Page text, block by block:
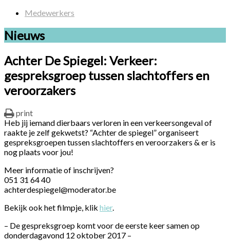
Medewerkers
Nieuws
Achter De Spiegel: Verkeer:
gespreksgroep tussen slachtoffers en
veroorzakers
print
Heb jij iemand dierbaars verloren in een verkeersongeval of
raakte je zelf gekwetst? “Achter de spiegel” organiseert
gespreksgroepen tussen slachtoffers en veroorzakers & er is
nog plaats voor jou!
Meer informatie of inschrijven?
051 31 64 40
achterdespiegel@moderator.be
Bekijk ook het filmpje, klik hier.
– De gespreksgroep komt voor de eerste keer samen op
donderdagavond 12 oktober 2017 –